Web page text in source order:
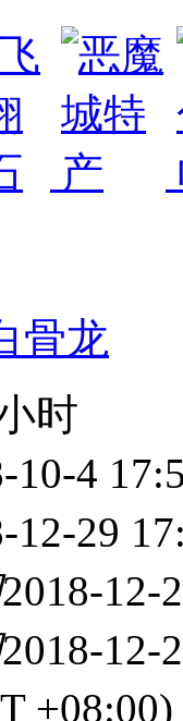
骨龙
时
10-4
12-29
2018-12-
2018-12-